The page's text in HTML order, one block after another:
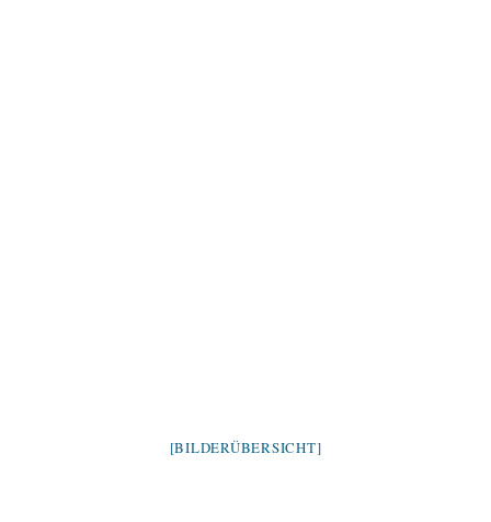
[BILDERÜBERSICHT]